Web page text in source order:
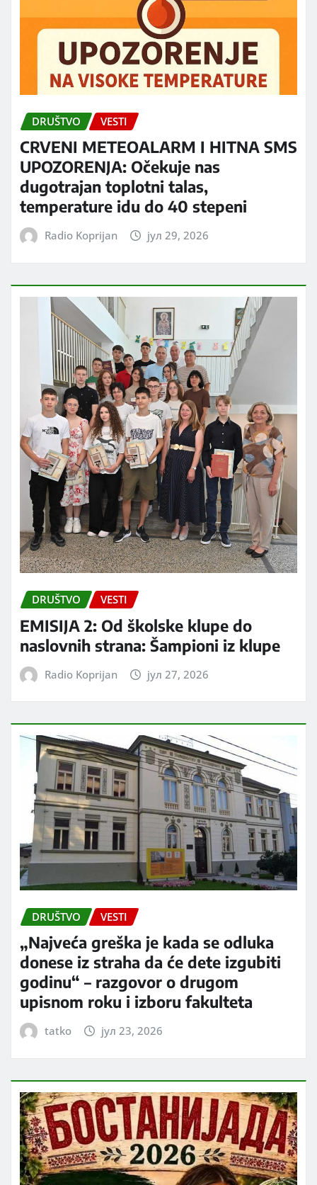
DRUŠTVO VESTI
CRVENI METEOALARM I HITNA SMS
UPOZORENJA: Očekuje nas
dugotrajan toplotni talas,
temperature idu do 40 stepeni
Radio Koprijan јул 29, 2026
DRUŠTVO VESTI
EMISIJA 2: Od školske klupe do
naslovnih strana: Šampioni iz klupe
Radio Koprijan јул 27, 2026
DRUŠTVO VESTI
„Najveća greška je kada se odluka
donese iz straha da će dete izgubiti
godinu“ – razgovor o drugom
upisnom roku i izboru fakulteta
tatko јул 23, 2026